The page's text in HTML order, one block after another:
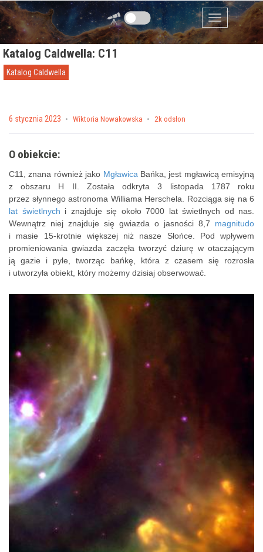
Przejdź do zawartości
Menu
Katalog Caldwella: C11
Katalog Caldwella
Posted on
6 stycznia 2023 by Wiktoria Nowakowska 2k odsłon
O obiekcie:
C11, znana również jako Mgławica Bańka, jest mgławicą emisyjną
z obszaru H II. Została odkryta 3 listopada 1787 roku
przez słynnego astronoma Williama Herschela. Rozciąga się na 6
lat świetlnych i znajduje się około 7000 lat świetlnych od nas.
Wewnątrz niej znajduje się gwiazda o jasności 8,7 magnitudo
i masie 15-krotnie większej niż nasze Słońce. Pod wpływem
promieniowania gwiazda zaczęła tworzyć dziurę w otaczającym
ją gazie i pyle, tworząc bańkę, która z czasem się rozrosła
i utworzyła obiekt, który możemy dzisiaj obserwować.